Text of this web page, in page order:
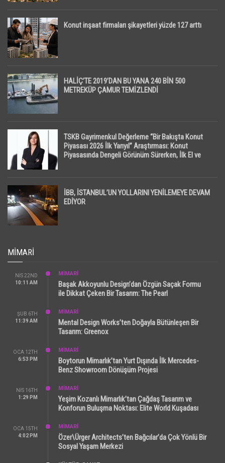
Konut inşaat firmaları şikayetleri yüzde 127 arttı
HALİÇ’TE 2019’DAN BU YANA 240 BİN 500
METREKÜP ÇAMUR TEMİZLENDİ
TSKB Gayrimenkul Değerleme “Bir Bakışta Konut
Piyasası 2026 İlk Yarıyıl” Araştırması: Konut
Piyasasında Dengeli Görünüm Sürerken, İlk El ve
İBB, İSTANBUL’UN YOLLARINI YENİLEMEYE DEVAM
EDİYOR
MIMARI
NIS 22ND
10:11 AM
MİMARİ
Başak Akkoyunlu Design’dan Özgün Saçak Formu
ile Dikkat Çeken Bir Tasarım: The Pearl
ŞUB 6TH
11:39 AM
MİMARİ
Mental Design Works’ten Doğayla Bütünleşen Bir
Tasarım: Greenox
OCA 12TH
6:53 PM
MİMARİ
Boytorun Mimarlık’tan Yurt Dışında İlk Mercedes-
Benz Showroom Dönüşüm Projesi
NIS 16TH
1:29 PM
MİMARİ
Yeşim Kozanlı Mimarlık’tan Çağdaş Tasarım ve
Konforun Buluşma Noktası: Elite World Kuşadası
OCA 15TH
4:02 PM
MİMARİ
Özer\Ürger Architects’ten Bağcılar’da Çok Yönlü Bir
Sosyal Yaşam Merkezi